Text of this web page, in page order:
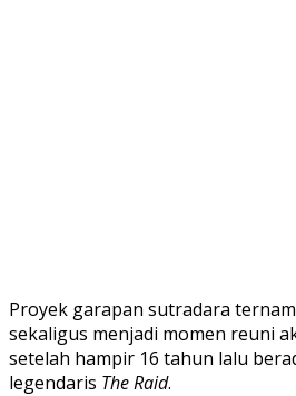
Proyek garapan sutradara
sekaligus menjadi momen reuni
setelah hampir 16 tahun lalu
legendaris The Raid.